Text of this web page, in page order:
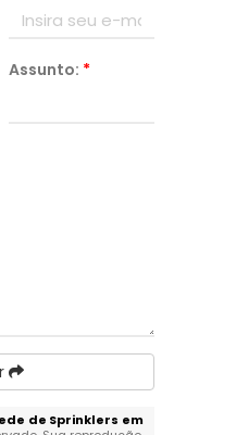
Assunto: *
de Sprinklers em